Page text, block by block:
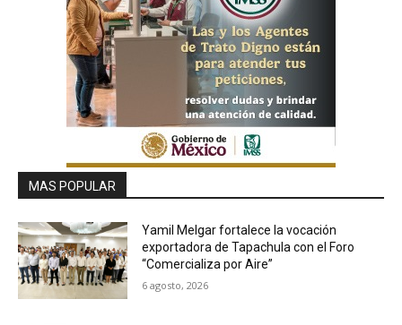
MAS POPULAR
Yamil Melgar fortalece la vocación
exportadora de Tapachula con el Foro
“Comercializa por Aire”
6 agosto, 2026